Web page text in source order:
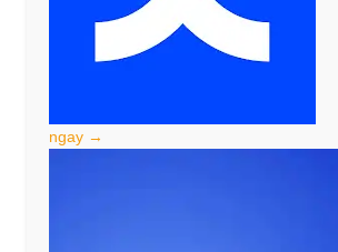
ngay →